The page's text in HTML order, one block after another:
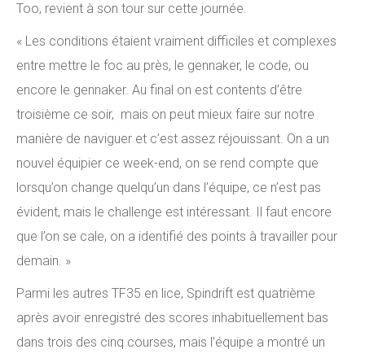
Too, revient à son tour sur cette journée.
« Les conditions étaient vraiment difficiles et complexes
entre mettre le foc au près, le gennaker, le code, ou
encore le gennaker. Au final on est contents d’être
troisième ce soir, mais on peut mieux faire sur notre
manière de naviguer et c’est assez réjouissant. On a un
nouvel équipier ce week-end, on se rend compte que
lorsqu’on change quelqu’un dans l’équipe, ce n’est pas
évident, mais le challenge est intéressant. Il faut encore
que l’on se cale, on a identifié des points à travailler pour
demain. »
Parmi les autres TF35 en lice, Spindrift est quatrième
après avoir enregistré des scores inhabituellement bas
dans trois des cinq courses, mais l’équipe a montré un